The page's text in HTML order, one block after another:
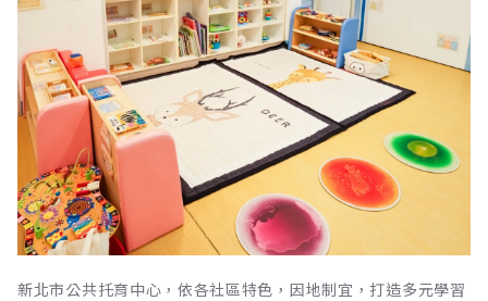
新北市公共托育中心，依各社區特色，因地制宜，打造多元學習